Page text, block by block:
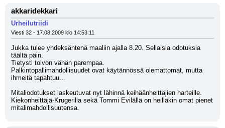
akkaridekkari
Urheilutriidi
Viesti 32 - 17.08.2009 klo 14:53:11
Jukka tulee yhdeksäntenä maaliin ajalla 8.20. Sellaisia odotuksia
täältä päin.
Tietysti toivon vähän parempaa.
Palkintopallimahdollisuudet ovat käytännössä olemattomat, mutta
ihmeitä tapahtuu...
Mitaliodotukset laskeutuvat nyt lähinnä keihäänheittäjien harteille.
Kiekonheittäjä-Krugerilla sekä Tommi Evilällä on heilläkin omat pienet
mitalimahdollisuutensa.